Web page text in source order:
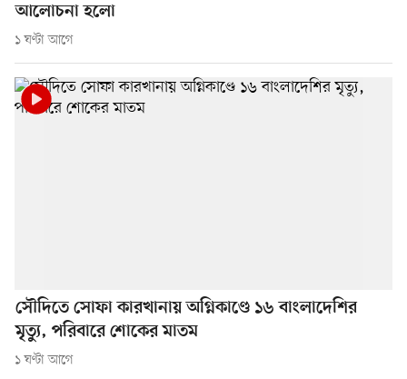
আলোচনা হলো
১ ঘণ্টা আগে
সৌদিতে সোফা কারখানায় অগ্নিকাণ্ডে ১৬ বাংলাদেশির
মৃত্যু, পরিবারে শোকের মাতম
১ ঘণ্টা আগে